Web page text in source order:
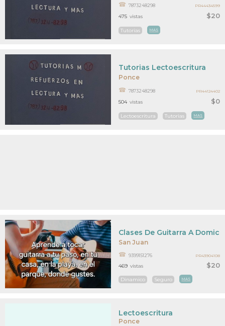
$20
7873248298
Tutorias MAS
475 vistas
PR44434599
Ponce
$0
Tutorias Lectoescritura
7873248298
Lectoescritura Tutorias MAS
504 vistas
PR44124402
San Juan
$20
Clases De Guitarra A
9399151276
Dinamico Seguro MAS
469 vistas
PR43904108
Ponce
Lectoescritura